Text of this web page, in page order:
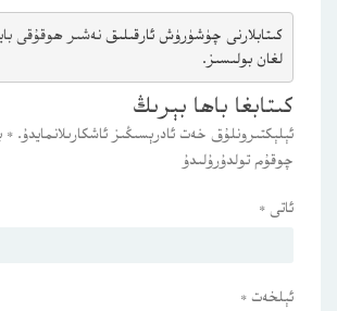
كىتابلارنى چۈشۈرۈش ئارقىلىق نەشىر ھوقۇقى
لغان بولىسىز.
كىتابغا باھا بېرىڭ
ئېلېكتىرونلۇق خەت ئادرېسىڭىز ئاشكارىلانمايدۇ. *
چوقۇم تولدۇرۇلىدۇ
ئاتى *
ئېلخەت *